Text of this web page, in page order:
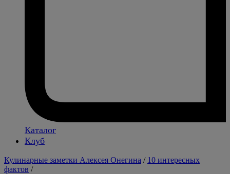
Каталог
Клуб
Кулинарные заметки Алексея Онегина / 10 интересных
фактов /